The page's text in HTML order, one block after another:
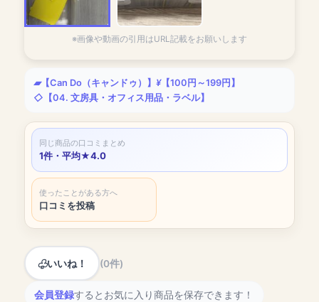
※画像や動画の引用はURL記載をお願いします
【Can Do（キャンドゥ）】
【100円～199円】
【04. 文房具・オフィス用品・ラベル】
同じ商品の口コミまとめ
1件・平均★4.0
使ったことがある方へ
口コミを投稿
いいね！ (0件)
会員登録するとお気に入り商品を保存できます！